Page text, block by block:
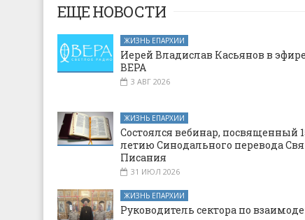
ЕЩЕ НОВОСТИ
ЖИЗНЬ ЕПАРХИИ
Иерей Владислав Касьянов в
ВЕРА
3 АВГ 2026
ЖИЗНЬ ЕПАРХИИ
Состоялся вебинар, посвященный
летию Синодального перевода
Писания
31 ИЮЛ 2026
ЖИЗНЬ ЕПАРХИИ
Руководитель сектора по